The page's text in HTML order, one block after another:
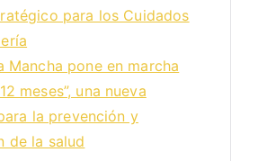
para los Cuidados
Mancha pone en marcha
meses”, una nueva
la prevención y
de la salud